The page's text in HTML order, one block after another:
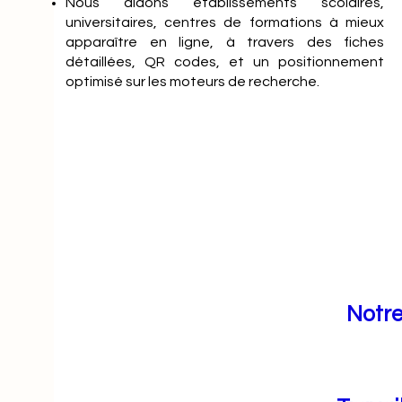
universitaires, centres de formations à mieux
apparaître en ligne, à travers des fiches
détaillées, QR codes, et un positionnement
optimisé sur les moteurs de recherche.